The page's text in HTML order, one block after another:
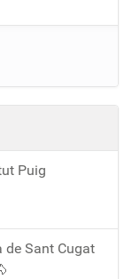
Puig
de Sant Cugat